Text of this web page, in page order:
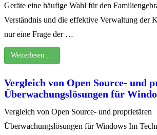
Geräte eine häufige Wahl für den
Verständnis und die effektive Verwaltung der
nur eine Frage der …
Weiterlesen …
Vergleich von Open Source- und
Überwachungslösungen für
Vergleich von Open Source- und proprietären
Überwachungslösungen für Windows Im